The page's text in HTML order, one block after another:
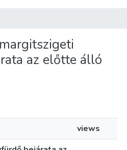
az előtte álló
views